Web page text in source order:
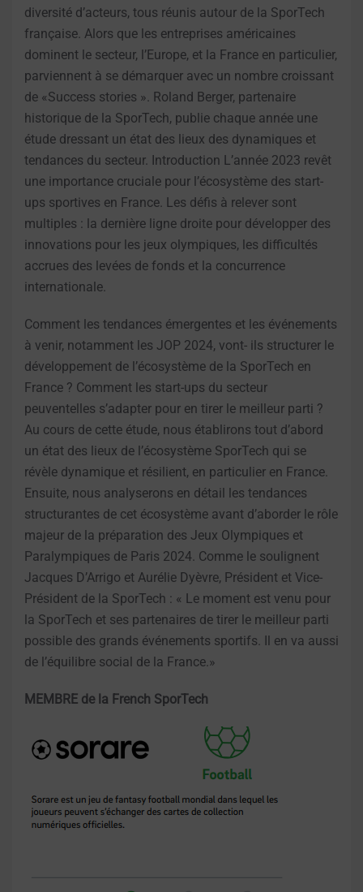
diversité d’acteurs, tous réunis autour de la SporTech
française. Alors que les entreprises américaines
dominent le secteur, l’Europe, et la France en particulier,
parviennent à se démarquer avec un nombre croissant
de «Success stories ». Roland Berger, partenaire
historique de la SporTech, publie chaque année une
étude dressant un état des lieux des dynamiques et
tendances du secteur. Introduction L’année 2023 revêt
une importance cruciale pour l’écosystème des start-
ups sportives en France. Les défis à relever sont
multiples : la dernière ligne droite pour développer des
innovations pour les jeux olympiques, les difficultés
accrues des levées de fonds et la concurrence
internationale.
Comment les tendances émergentes et les événements
à venir, notamment les JOP 2024, vont- ils structurer le
développement de l’écosystème de la SporTech en
France ? Comment les start-ups du secteur
peuventelles s’adapter pour en tirer le meilleur parti ?
Au cours de cette étude, nous établirons tout d’abord
un état des lieux de l’écosystème SporTech qui se
révèle dynamique et résilient, en particulier en France.
Ensuite, nous analyserons en détail les tendances
structurantes de cet écosystème avant d’aborder le rôle
majeur de la préparation des Jeux Olympiques et
Paralympiques de Paris 2024. Comme le soulignent
Jacques D’Arrigo et Aurélie Dyèvre, Président et Vice-
Président de la SporTech : « Le moment est venu pour
la SporTech et ses partenaires de tirer le meilleur parti
possible des grands événements sportifs. Il en va aussi
de l’équilibre social de la France.»
MEMBRE de la French SporTech